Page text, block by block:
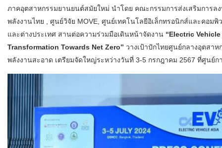
ภาคอุตสาหกรรมยานยนต์สมัยใหม่ นำโดย คณะกรรมการส่งเสริมการ
พลังงานไทย , ศูนย์วิจัย MOVE, ศูนย์เทคโนโลยีอิเล็กทรอนิกส์และคอม
และต่างประเทศ สานต่อความร่วมมือเดินหน้าจัดงาน “Electric
Transformation Towards Net Zero” วางเป้าปักไทยศูนย์กลางอุตสา
พลังงานสะอาด เตรียมจัดใหญ่ระหว่างวันที่ 3-5 กรกฎาคม 2567 ที่ศูนย์